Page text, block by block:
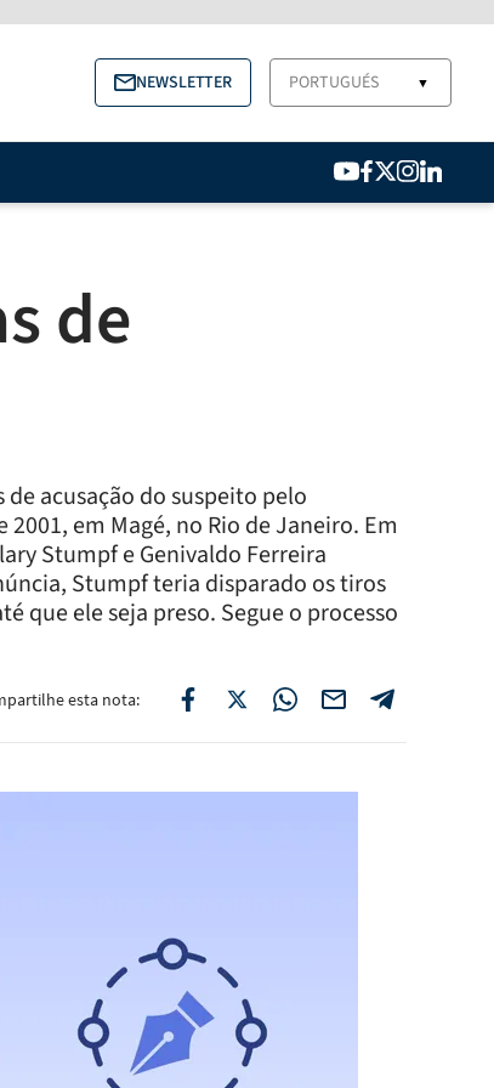
NEWSLETTER PORTUGUÉS ▼
de
acusação do suspeito pelo
em Magé, no Rio de Janeiro. Em
Stumpf e Genivaldo Ferreira
Stumpf teria disparado os tiros
que ele seja preso. Segue o processo
esta nota: